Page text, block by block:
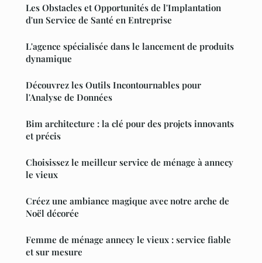
Les Obstacles et Opportunités de l'Implantation
d'un Service de Santé en Entreprise
L'agence spécialisée dans le lancement de produits
dynamique
Découvrez les Outils Incontournables pour
l'Analyse de Données
Bim architecture : la clé pour des projets innovants
et précis
Choisissez le meilleur service de ménage à annecy
le vieux
Créez une ambiance magique avec notre arche de
Noël décorée
Femme de ménage annecy le vieux : service fiable
et sur mesure